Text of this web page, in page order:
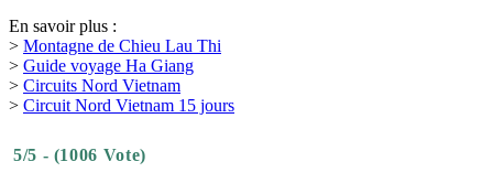
En savoir plus :
> Montagne de Chieu Lau Thi
> Guide voyage Ha Giang
> Circuits Nord Vietnam
> Circuit Nord Vietnam 15 jours
5/5 - (1006 Vote)